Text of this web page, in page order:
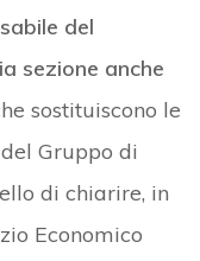
del
sezione anche
sostituiscono le
Gruppo di
di chiarire, in
Economico